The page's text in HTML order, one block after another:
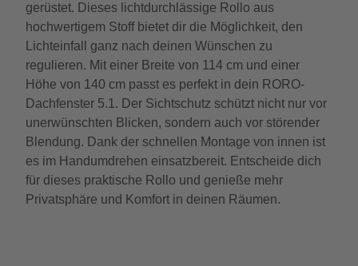
gerüstet. Dieses lichtdurchlässige Rollo aus
hochwertigem Stoff bietet dir die Möglichkeit, den
Lichteinfall ganz nach deinen Wünschen zu
regulieren. Mit einer Breite von 114 cm und einer
Höhe von 140 cm passt es perfekt in dein RORO-
Dachfenster 5.1. Der Sichtschutz schützt nicht nur vor
unerwünschten Blicken, sondern auch vor störender
Blendung. Dank der schnellen Montage von innen ist
es im Handumdrehen einsatzbereit. Entscheide dich
für dieses praktische Rollo und genieße mehr
Privatsphäre und Komfort in deinen Räumen.